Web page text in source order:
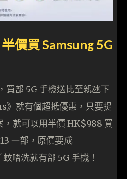
價買 Samsung 5G
買部 5G 手機送比至親氹下
》就有個超抵優惠，只要捉
就可以用半價 HK$988 買
一部，原價要成
唔洗就有部 5G 手機！